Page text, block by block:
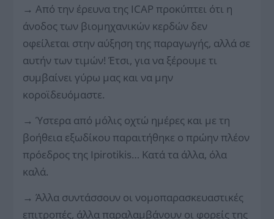
→ Από την έρευνα της ICAP προκύπτει ότι η
άνοδος των βιομηχανικών κερδών δεν
οφείλεται στην αύξηση της παραγωγής, αλλά σε
αυτήν των τιμών! Έτσι, για να ξέρουμε τι
συμβαίνει γύρω μας και να μην
κοροϊδευόμαστε.
→ Ύστερα από μόλις οχτώ ημέρες και με τη
βοήθεια εξωδίκου παραιτήθηκε ο πρώην πλέον
πρόεδρος της Ipirotikis… Κατά τα άλλα, όλα
καλά.
→ Άλλα συντάσσουν οι νομοπαρασκευαστικές
επιτροπές, άλλα παραλαμβάνουν οι φορείς της